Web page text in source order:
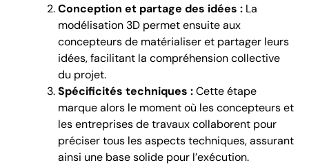
Conception et partage des idées : La
modélisation 3D permet ensuite aux
concepteurs de matérialiser et partager leurs
idées, facilitant la compréhension collective
du projet.
Spécificités techniques :Cette étape
marque alors le moment où les concepteurs et
les entreprises de travaux collaborent pour
préciser tous les aspects techniques, assurant
ainsi une base solide pour l’exécution.